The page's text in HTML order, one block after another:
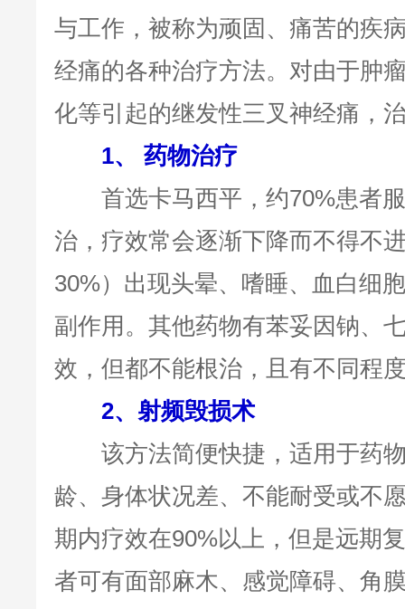
与工作，被称为顽固、痛苦的疾
经痛的各种治疗方法。对由于肿
化等引起的继发性三叉神经痛，
1、 药物治疗
首选卡马西平，约70%患者服
治，疗效常会逐渐下降而不得不
30%）出现头晕、嗜睡、血白细
副作用。其他药物有苯妥因钠、
效，但都不能根治，且有不同程
2、射频毁损术
该方法简便快捷，适用于药物
龄、身体状况差、不能耐受或不
期内疗效在90%以上，但是远期
者可有面部麻木、感觉障碍、角